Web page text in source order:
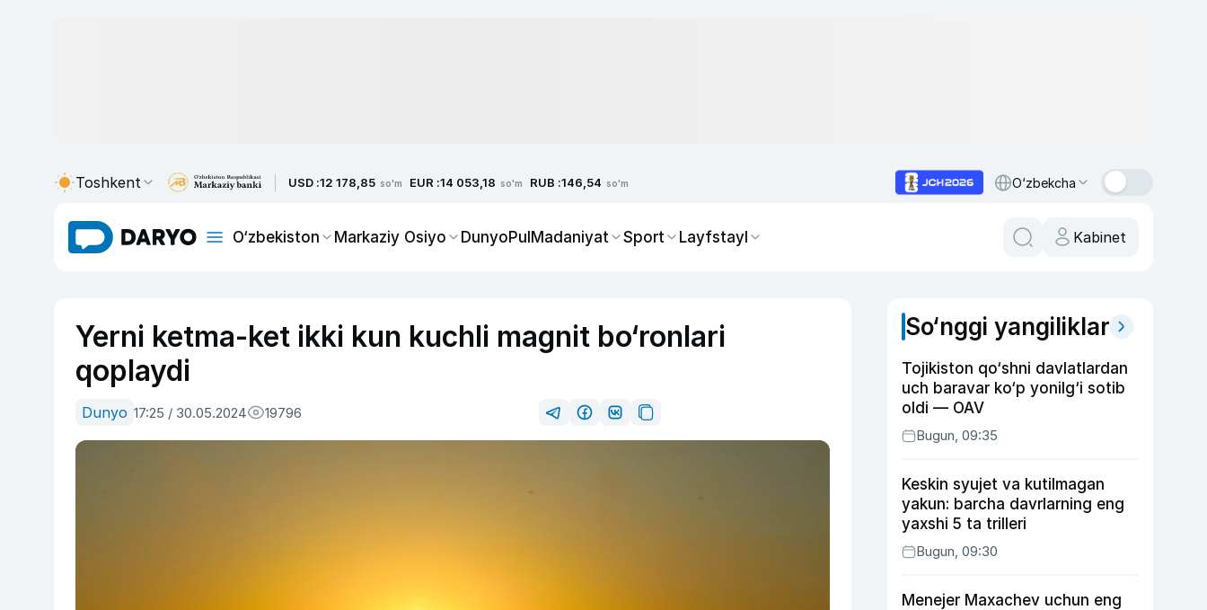
Toshkent USD :12 178,85 so'm EUR :14 053,18 so'm RUB :146,54 so'm O‘zbekcha
O‘zbekiston Markaziy Osiyo DunyoPulMadaniyat Sport Layfstayl Kabinet
Yerni ketma-ket ikki kun kuchli magnit bo‘ronlari
qoplaydi
Dunyo 17:25 / 30.05.2024 19796
So‘nggi yangiliklar
Tojikiston qo‘shni davlatlardan
uch baravar ko‘p yonilg‘i sotib
oldi — OAV
Bugun, 09:35
Keskin syujet va kutilmagan
yakun: barcha davrlarning eng
yaxshi 5 ta trilleri
Bugun, 09:30
Menejer Maxachev uchun eng